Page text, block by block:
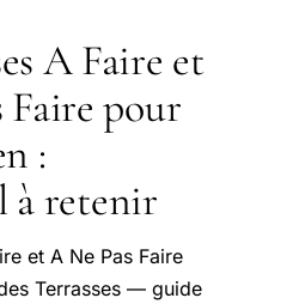
A Faire et
Faire pour
:
à retenir
et A Ne Pas Faire
Terrasses — guide